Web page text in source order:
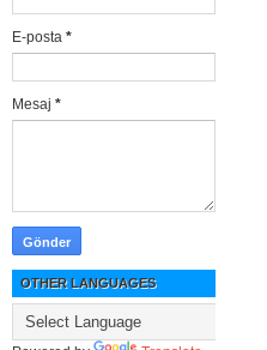
E-posta *
Mesaj *
OTHER LANGUAGES